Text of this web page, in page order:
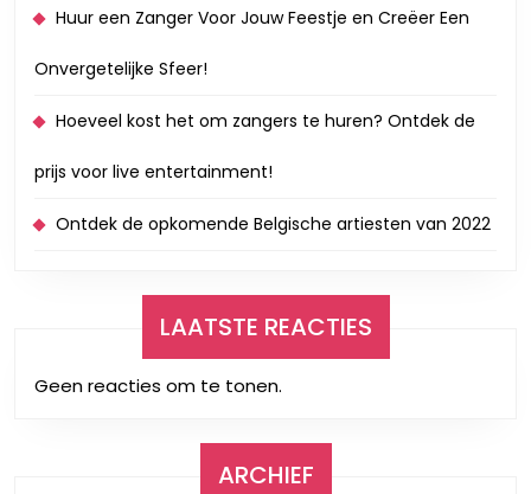
Huur een Zanger Voor Jouw Feestje en Creëer Een
Onvergetelijke Sfeer!
Hoeveel kost het om zangers te huren? Ontdek de
prijs voor live entertainment!
Ontdek de opkomende Belgische artiesten van 2022
LAATSTE REACTIES
Geen reacties om te tonen.
ARCHIEF